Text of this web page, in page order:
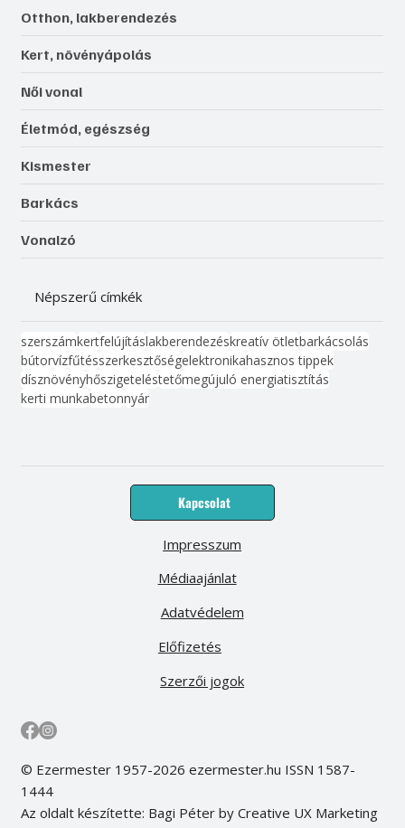
Otthon, lakberendezés
Kert, növényápolás
Női vonal
Életmód, egészség
Kismester
Barkács
Vonalzó
Népszerű címkék
szerszámkertfelújításlakberendezéskreatív ötletbarkácsolás
bútorvízfűtésszerkesztőségelektronikahasznos tippek
dísznövényhőszigeteléstetőmegújuló energiatisztítás
kerti munkabetonnyár
Kapcsolat
Médiaajánlat
Előfizetés
Impresszum
Adatvédelem
Szerzői jogok
© Ezermester 1957-2026 ezermester.hu ISSN 1587-
1444
Az oldalt készítette: Bagi Péter by Creative UX Marketing